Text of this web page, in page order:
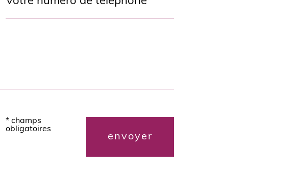
* champs
obligatoires
envoyer